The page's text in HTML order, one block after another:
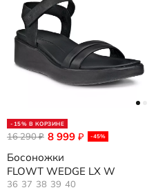
-15% В КОРЗИНЕ
8 999 ₽ -45%
16 290₽
Босоножки
FLOWT WEDGE LX W
36 37 38 39 40